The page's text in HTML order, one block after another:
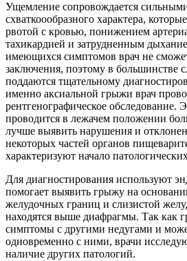
Ущемление сопровождается
схваткоообразного характера,
рвотой с кровью, понижением
тахикардией и затрудненным
имеющихся симптомов врач не
заключения, поэтому в большинстве
поддаются тщательному
именно аксиальной грыжи врач
рентгенографическое обследование.
проводится в лежачем положении
лучше выявить нарушения и
некоторых частей органов
характеризуют начало
Для диагностирования используют
помогает выявить грыжу на
желудочных границ и слизистой
находятся выше диафрагмы. Так как
симптомы с другими недугами и
одновременно с ними, врачи
наличие других патологий.